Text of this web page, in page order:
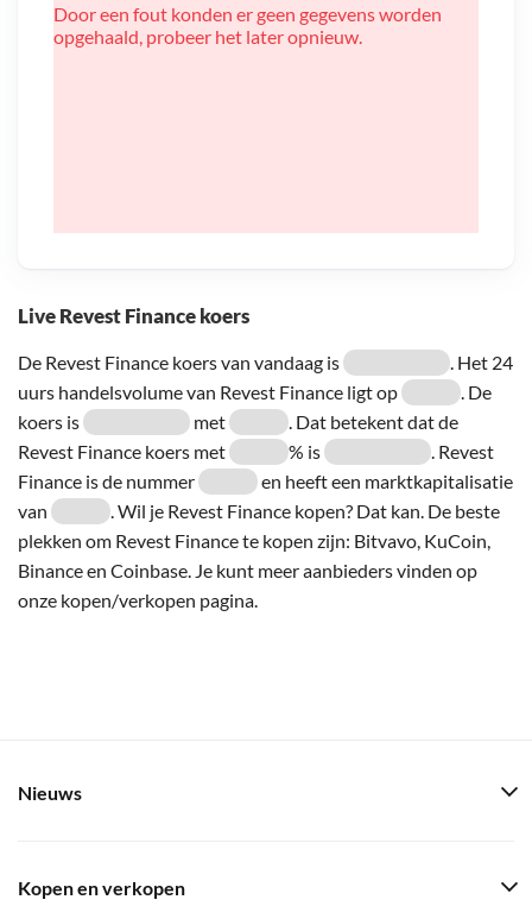
Live Revest Finance koers
De Revest Finance koers van vandaag is
. Het 24
uurs handelsvolume van Revest Finance ligt op
. De
koers is
met
. Dat betekent dat de
Revest Finance koers met
% is
. Revest
Finance is de nummer
en heeft een marktkapitalisatie
van
. Wil je Revest Finance kopen? Dat kan. De beste
plekken om Revest Finance te kopen zijn: Bitvavo, KuCoin,
Binance en Coinbase. Je kunt meer aanbieders vinden op
onze kopen/verkopen pagina.
Door een fout konden er geen gegevens worden
opgehaald, probeer het later opnieuw.
Nieuws
Kopen en verkopen